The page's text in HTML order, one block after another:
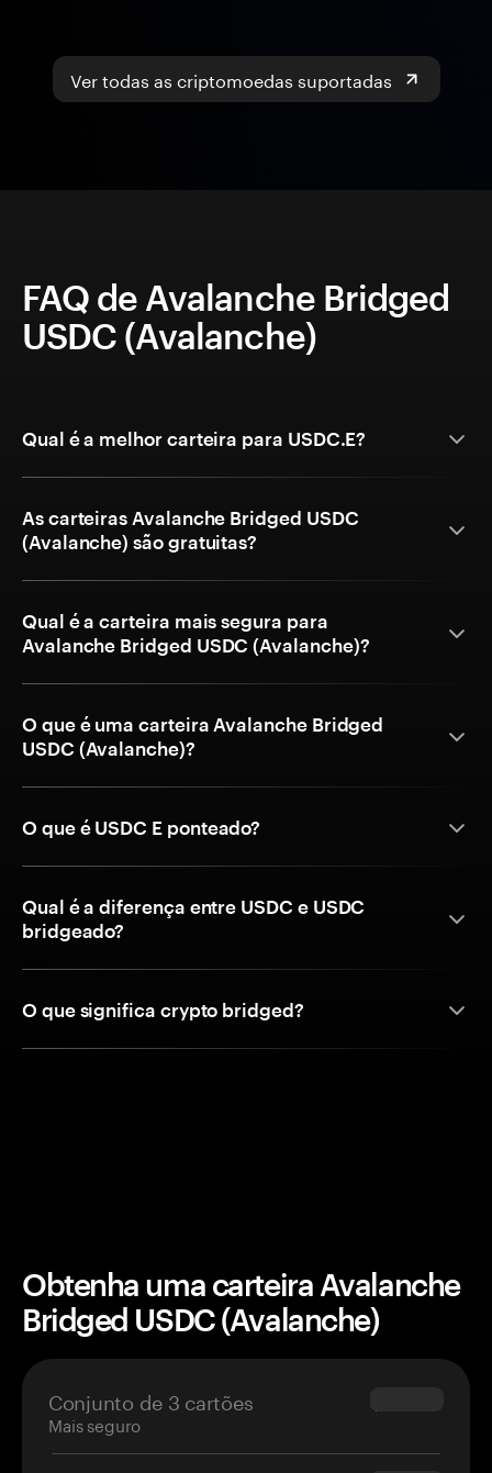
Ver todas as criptomoedas suportadas
FAQ de Avalanche Bridged
USDC (Avalanche)
Qual é a melhor carteira para USDC.E?
As carteiras Avalanche Bridged USDC
(Avalanche) são gratuitas?
Qual é a carteira mais segura para
Avalanche Bridged USDC (Avalanche)?
O que é uma carteira Avalanche Bridged
USDC (Avalanche)?
O que é USDC E ponteado?
Qual é a diferença entre USDC e USDC
bridgeado?
O que significa crypto bridged?
Obtenha uma carteira Avalanche
Bridged USDC (Avalanche)
Conjunto de 3 cartões
Mais seguro
$69.90